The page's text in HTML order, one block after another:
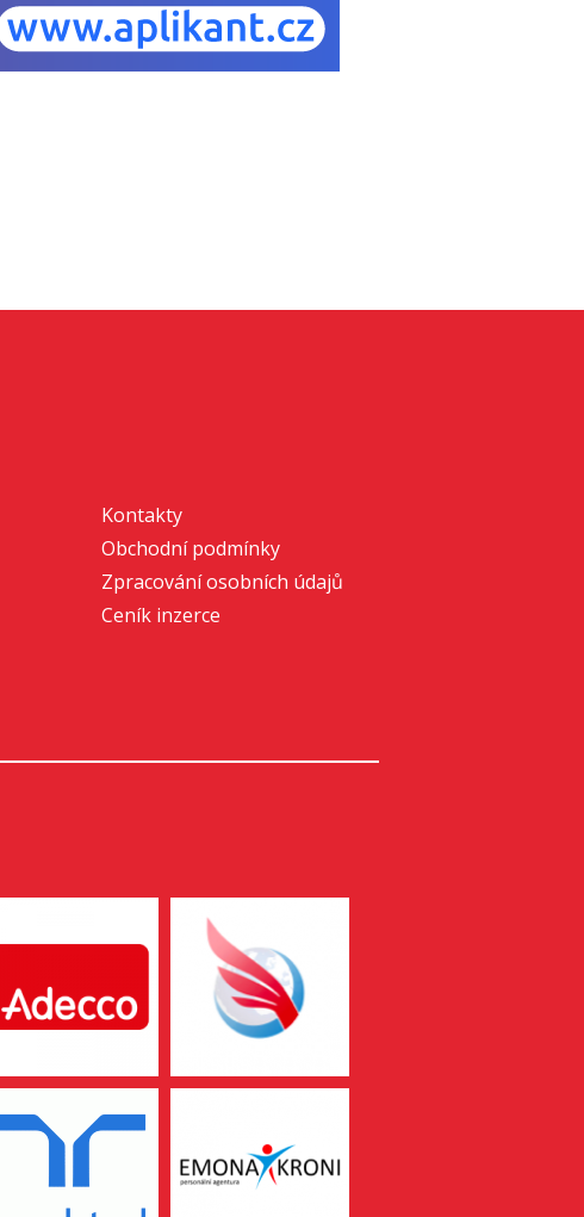
Kontakty
Obchodní podmínky
Zpracování osobních údajů
Ceník inzerce